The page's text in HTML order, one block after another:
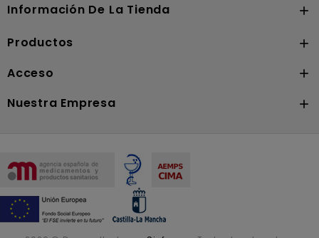
Información De La Tienda 
Productos 
Acceso 
Nuestra Empresa 